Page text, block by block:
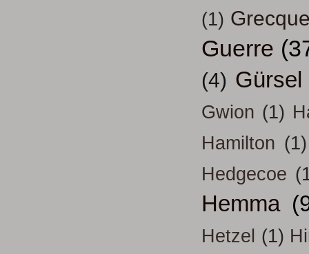
(1)
Guerre
(4) Gürsel
Gwion (1)
Hamilton (1)
Hedgecoe
Hemma
Hetzel (1)